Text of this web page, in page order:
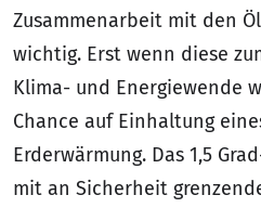
Zusammenarbeit mit den
wichtig. Erst wenn diese
Klima- und Energiewende
Chance auf Einhaltung
Erderwärmung. Das 1,5
mit an Sicherheit